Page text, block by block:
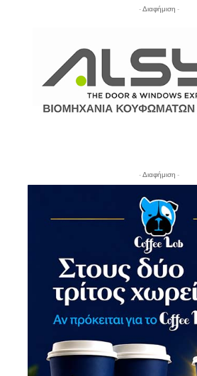
- Διαφήμιση -
- Διαφήμιση -